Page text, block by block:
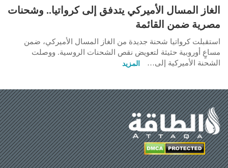
الغاز المسال الأميركي يتدفق إلى كرواتيا.. وشحنات
مصرية ضمن القائمة
استقبلت كرواتيا شحنة جديدة من الغاز المسال الأميركي، ضمن
مساعٍ أوروبية حثيثة لتعويض نقص الشحنات الروسية. ووصلت
الشحنة الأميركية إلى…
المزيد